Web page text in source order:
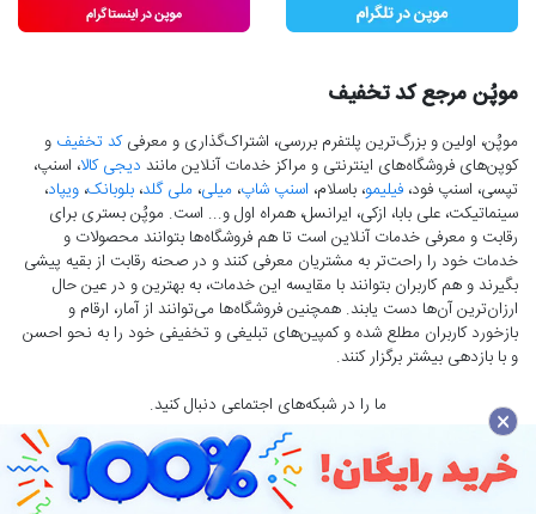
موپُن مرجع کد تخفیف
موپُن، اولین و بزرگ‌ترین پلتفرم بررسی، اشتراک‌گذاری و معرفیکد تخفیف و
کوپن‌های فروشگاه‌های اینترنتی و مراکز خدمات آنلاین مانند دیجی کالا، اسنپ،
تپسی، اسنپ فود، فیلیمو، باسلام، اسنپ شاپ، میلی، ملی گلد، بلوبانک، ویپاد،
سینماتیکت، علی بابا، ازکی، ایرانسل، همراه اول و... است. موپُن بستری برای
رقابت و معرفی خدمات آنلاین است تا هم فروشگاه‌ها بتوانند محصولات و
خدمات خود را راحت‌تر به مشتریان معرفی کنند و در صحنه رقابت از بقیه پیشی
بگیرند و هم کاربران بتوانند با مقایسه این خدمات، به بهترین و در عین حال
ارزان‌ترین آن‌ها دست‌ یابند. همچنین فروشگاه‌ها می‌توانند از آمار، ارقام و
بازخورد کاربران مطلع شده و کمپین‌های تبلیغی و تخفیفی خود را به نحو احسن
و با بازدهی بیشتر برگزار کنند.
ما را در شبکه‌های اجتماعی دنبال کنید.
تمامی حقوق برای موپُن محفوظ است.
×